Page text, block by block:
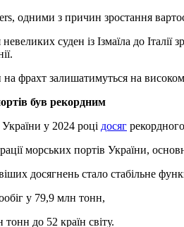
одними з причин зростання
суден із Ізмаїла до
фрахт залишатимуться на
був рекордним
у 2024 році досяг
морських портів України,
досягнень стало стабільне
у 79,9 млн тонн,
до 52 країн світу.